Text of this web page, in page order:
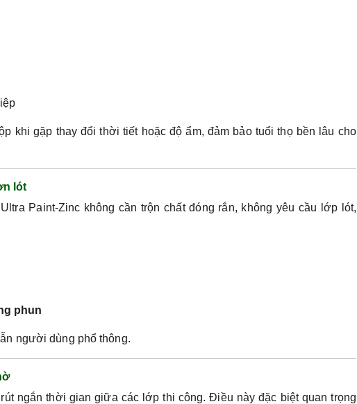
khi gặp thay đổi thời tiết hoặc độ ẩm, đảm bảo tuổi thọ bền lâu cho
lót
Paint-Zinc không cần trộn chất đóng rắn, không yêu cầu lớp lót,
phun
người dùng phổ thông.
ngắn thời gian giữa các lớp thi công. Điều này đặc biệt quan trọng